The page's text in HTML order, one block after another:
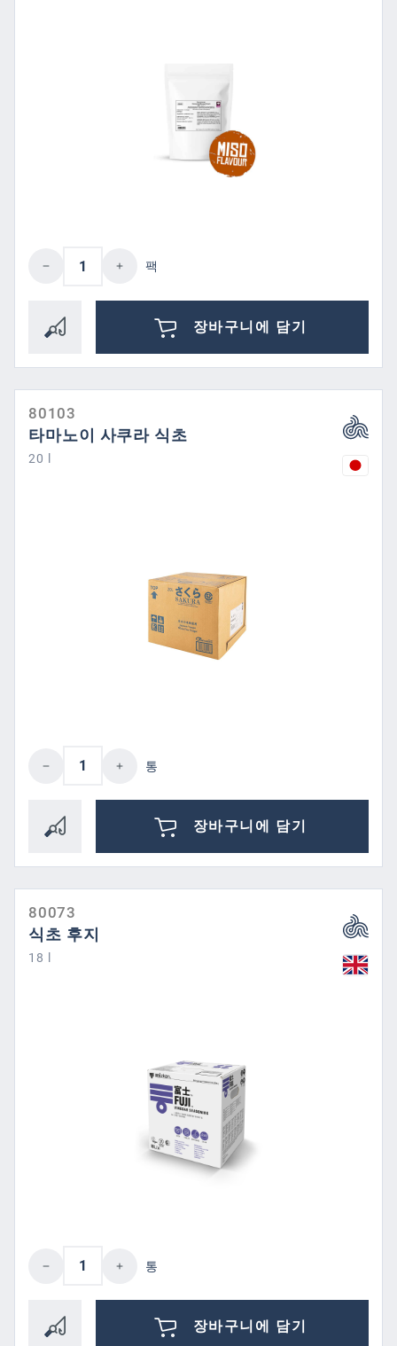
제품 수량: 원하는 값을 입력하거나 버튼
팩
장바구니에 담기
80103
타마노이 사쿠라 식초
20 l
제품 수량: 원하는 값을 입력하거나 버튼
통
장바구니에 담기
80073
식초 후지
18 l
제품 수량: 원하는 값을 입력하거나 버튼
통
장바구니에 담기